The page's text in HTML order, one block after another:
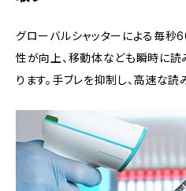
グローバルシャッターによる毎秒
性が向上、移動体なども瞬時に
ります。手ブレを抑制し、高速な読